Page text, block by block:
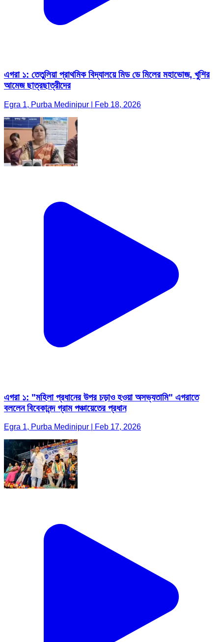
এগরা ১: তেতুলিয়া প্রাথমিক বিদ্যালয়ে মিড ডে মিলের মহাভোজ, খুশির
আমেজ ছাত্রছাত্রীদের
Egra 1, Purba Medinipur | Feb 18, 2026
এগরা ১: "মহিলা প্রধানের উপর চড়াও হওয়া অসভ্যতামি" এগরাতে
বললেন বিবেকানন্দ গ্রাম পঞ্চায়েতের প্রধান
Egra 1, Purba Medinipur | Feb 17, 2026